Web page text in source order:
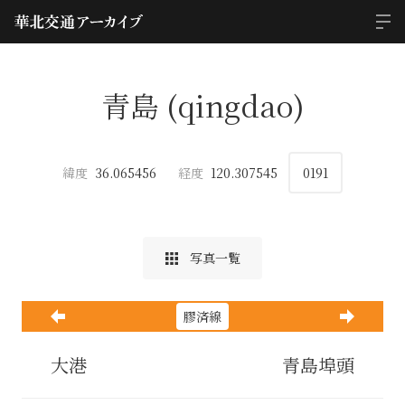
青島 (qingdao)
緯度 36.065456 経度 120.307545 0191
写真一覧
膠済線
大港 青島埠頭